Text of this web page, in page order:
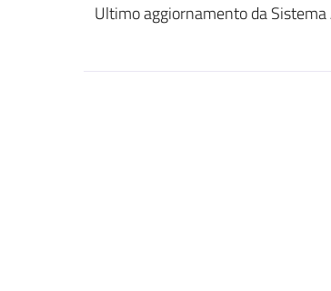
Ultimo aggiornamento da Sistema